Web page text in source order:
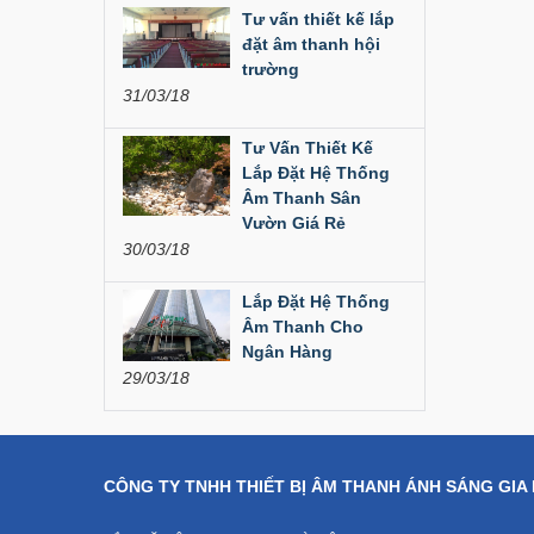
Liên hệ
Dàn âm thanh hội
200,000,000 đ
Bàn Mixer
Allen&Heath...
Bàn Mixer
Allen&Heath...
Tư vấn thiết kế lắp
đặt âm thanh hội
trường
31/03/18
Tư Vấn Thiết Kế
Lắp Đặt Hệ Thống
Âm Thanh Sân
Vườn Giá Rẻ
30/03/18
Lắp Đặt Hệ Thống
Âm Thanh Cho
Ngân Hàng
29/03/18
CÔNG TY TNHH THIẾT BỊ ÂM THANH ÁNH SÁNG GIA